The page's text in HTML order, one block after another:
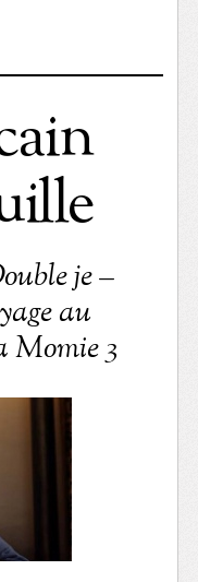
je –
au
Momie 3